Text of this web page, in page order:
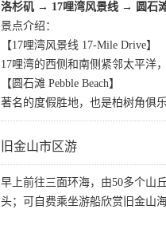
洛杉矶 → 17哩湾风景线 → 圆石
景点介绍：
【17哩湾风景线 17-Mile Drive】
17哩湾的西侧和南侧紧邻太平洋
【圆石滩 Pebble Beach】
著名的度假胜地，也是柏树角俱
旧金山市区游
早上前往三面环海，由50多个山
头；可自费乘坐游船欣赏旧金山